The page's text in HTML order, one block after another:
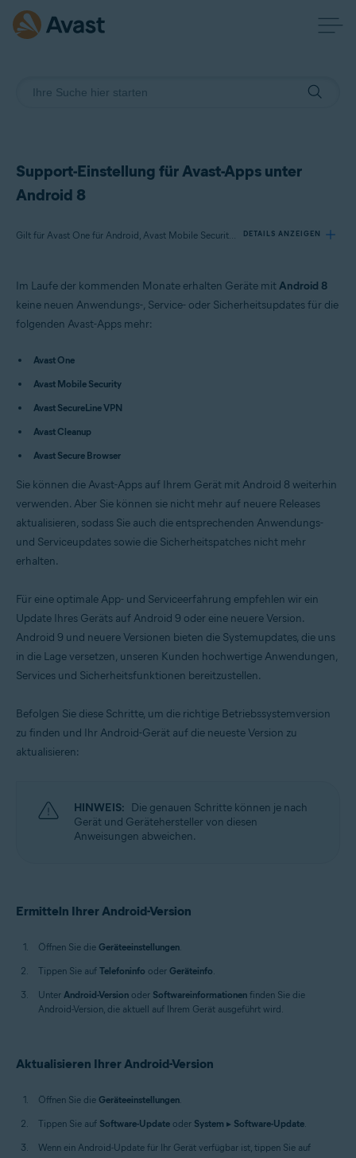
Support-Einstellung für Avast-Apps unter
Android 8
Gilt für Avast One für Android, Avast Mobile Security Premium für Android, Avast Mobile Security für Android, Avast SecureLine VPN für Android, Avast Cleanup für Android, Avast Secure Browser PRO für Android, Avast Secure Browser für Android DETAILS ANZEIGEN
Avast Mobile Security Premium 24.x für Android
Avast SecureLine VPN 6.x für Android
Avast Secure Browser PRO 8.x für Android
Avast Secure Browser 8.x für Android
Betriebssysteme:
Google Android 9.0 (Pie, API 28) oder höher
Im Laufe der kommenden Monate erhalten Geräte mitAndroid 8
keine neuen Anwendungs-, Service- oder Sicherheitsupdates für die
folgenden Avast-Apps mehr:
Avast One
Avast Mobile Security
Avast SecureLine VPN
Avast Cleanup
Avast Secure Browser
Sie können die Avast-Apps auf Ihrem Gerät mit Android 8 weiterhin
verwenden. Aber Sie können sie nicht mehr auf neuere Releases
aktualisieren, sodass Sie auch die entsprechenden Anwendungs-
und Serviceupdates sowie die Sicherheitspatches nicht mehr
erhalten.
Für eine optimale App- und Serviceerfahrung empfehlen wir ein
Update Ihres Geräts auf Android 9 oder eine neuere Version.
Android 9 und neuere Versionen bieten die Systemupdates, die uns
in die Lage versetzen, unseren Kunden hochwertige Anwendungen,
Services und Sicherheitsfunktionen bereitzustellen.
Befolgen Sie diese Schritte, um die richtige Betriebssystemversion
zu finden und Ihr Android-Gerät auf die neueste Version zu
aktualisieren:
HINWEIS: Die genauen Schritte können je nach
Gerät und Gerätehersteller von diesen
Anweisungen abweichen.
Ermitteln Ihrer Android-Version
Öffnen Sie die Geräteeinstellungen.
Tippen Sie auf Telefoninfo oder Geräteinfo.
Unter Android-Version oder Softwareinformationen finden Sie die
Android-Version, die aktuell auf Ihrem Gerät ausgeführt wird.
Aktualisieren Ihrer Android-Version
Öffnen Sie die Geräteeinstellungen.
Tippen Sie auf Software-Update oder System ▸ Software-Update.
Wenn ein Android-Update für Ihr Gerät verfügbar ist, tippen Sie auf